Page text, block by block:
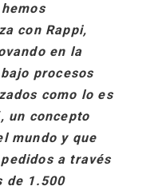
con Rappi,
en la
procesos
como lo es
un concepto
mundo y que
a través
de 1.500